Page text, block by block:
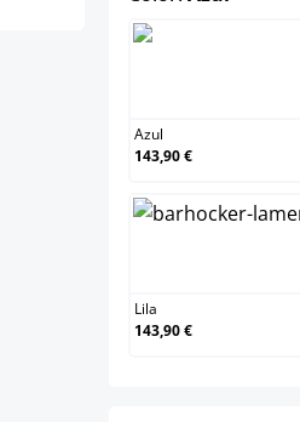
Azul
143,90 €
Lila
143,90 €